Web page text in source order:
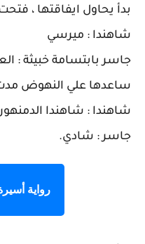
بدأ يحاول ايفاقتها ،
شاهندا : ميرسي
جاسر بابتسامة خبيثة :
ساعدها علي النهوض
شاهندا : شاهندا
جاسر : شادي.
رواية